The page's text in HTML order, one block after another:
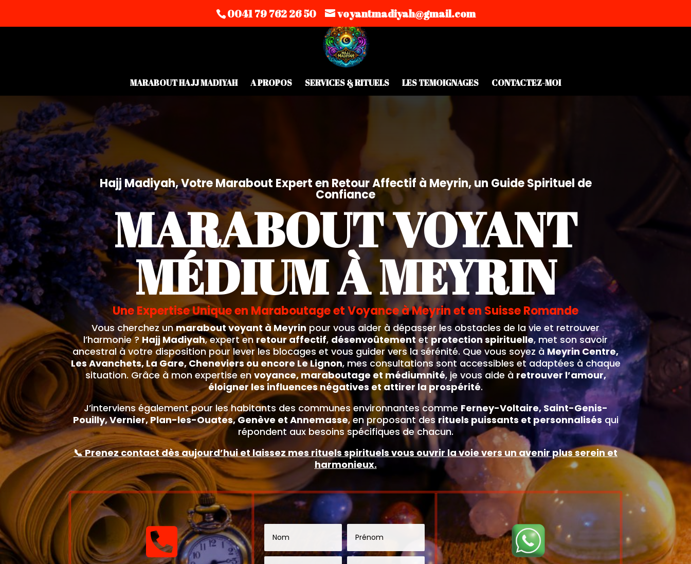
0041 79 762 26 50 voyantmadiyah@gmail.com
MARABOUT HAJJ MADIYAH A PROPOS SERVICES & RITUELS LES TEMOIGNAGES CONTACTEZ-MOI
Hajj Madiyah, Votre Marabout Expert en Retour Affectif à Meyrin, un Guide Spirituel de
Confiance
MARABOUT VOYANT
MÉDIUM À MEYRIN
Une Expertise Unique en Maraboutage et Voyance à Meyrin et en Suisse Romande
Vous cherchez unmarabout voyant à Meyrin pour vous aider à dépasser les obstacles de la vie et retrouver
l’harmonie ? Hajj Madiyah, expert enretour affectif, désenvoûtement et protection spirituelle, met son savoir
ancestral à votre disposition pour lever les blocages et vous guider vers la sérénité. Que vous soyez à Meyrin Centre,
Les Avanchets, La Gare, Cheneviers ou encore Le Lignon, mes consultations sont accessibles et adaptées à chaque
situation. Grâce à mon expertise envoyance, maraboutage et médiumnité, je vous aide à retrouver l’amour,
éloigner les influences négatives et attirer la prospérité.
J’interviens également pour les habitants des communes environnantes comme Ferney-Voltaire, Saint-Genis-
Pouilly, Vernier, Plan-les-Ouates, Genève et Annemasse, en proposant des rituels puissants et personnalisés qui
répondent aux besoins spécifiques de chacun.
📞 Prenez contact dès aujourd’hui et laissez mes rituels spirituels vous ouvrir la voie vers un avenir plus serein et
harmonieux.
